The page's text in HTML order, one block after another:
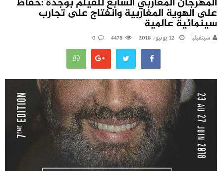
على الهوية المغاربية وانفتاج على تجارب
سينمائية عالمية
سينفيليا 12 يونيو، 2018 4478
0